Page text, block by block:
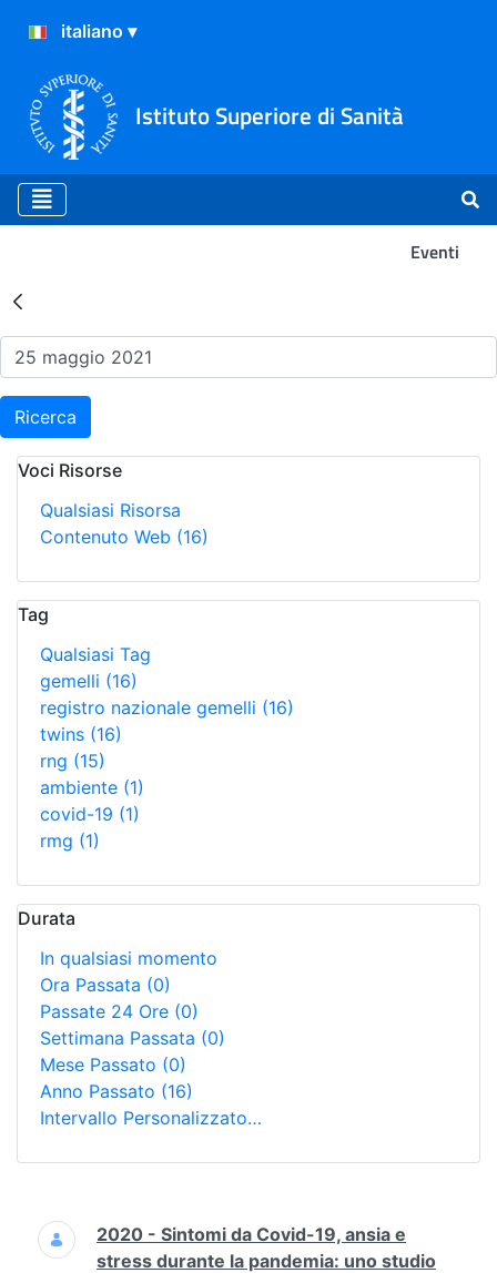
Istituto Superiore di Sanità
Eventi
Risultati della Ricerca -
Ricerca
Voci Risorse
Qualsiasi Risorsa
Contenuto Web (16)
Tag
Qualsiasi Tag
gemelli (16)
registro nazionale gemelli (16)
twins (16)
rng (15)
ambiente (1)
covid-19 (1)
rmg (1)
Durata
In qualsiasi momento
Ora Passata (0)
Passate 24 Ore (0)
Settimana Passata (0)
Mese Passato (0)
Anno Passato (16)
Intervallo Personalizzato…
Ricerca
2020 - Sintomi da Covid-19, ansia e
stress durante la pandemia: uno studio